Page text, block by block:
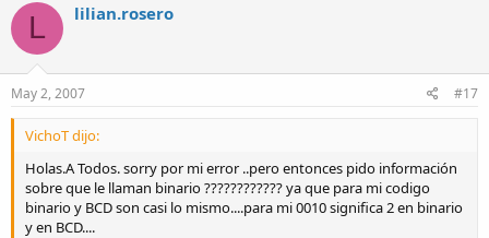
L lilian.rosero
May 2, 2007 #17
VichoT dijo:
Holas.A Todos. sorry por mi error ..pero entonces pido información
sobre que le llaman binario ???????????? ya que para mi codigo
binario y BCD son casi lo mismo....para mi 0010 significa 2 en binario
y en BCD....